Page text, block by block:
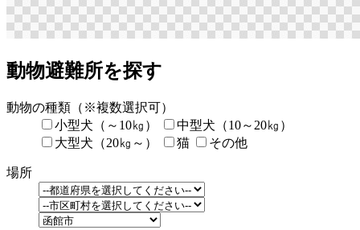
動物避難所を探す
動物の種類 （※複数選択可）
小型犬（～10㎏）
中型犬（10～20㎏）
大型犬（20㎏～）
猫 その他
場所